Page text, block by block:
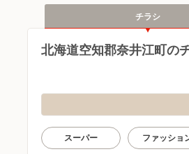
チラシ
北海道空知郡奈井江町の
スーパー ファッショ